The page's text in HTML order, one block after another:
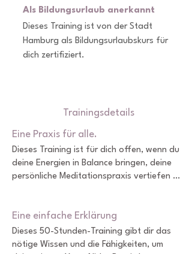
Als Bildungsurlaub anerkannt
Dieses Training ist von der Stadt
Hamburg als Bildungsurlaubskurs für
dich zertifiziert.
Eine Praxis für alle.
Dieses Training ist für dich offen, wenn du
deine Energien in Balance bringen, deine
persönliche Meditationspraxis vertiefen
eine einfache, aber tief harmonisierende
Praxis, die auf alten Yogatraditionen
basiert und von Swami Satyananda
Eine einfache Erklärung
Dieses 50-Stunden-Training gibt dir das
nötige Wissen und die Fähigkeiten, um
Trainingsdetails